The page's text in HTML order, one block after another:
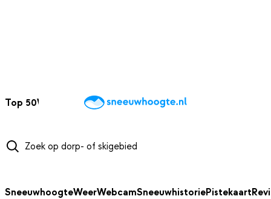
Top 50Webcams WintersportweerKaarten
SneeuwhoogteWeerWebcamSneeuwhistoriePistekaart